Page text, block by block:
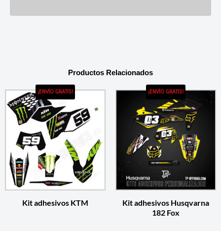
Productos Relacionados
¡ENVÍO GRATIS!
Kit adhesivos KTM
¡ENVÍO GRATIS!
Kit adhesivos Husqvarna
182 Fox